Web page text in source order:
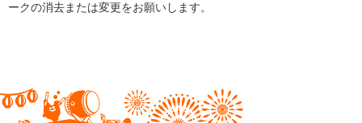
ークの消去または変更をお願いします。